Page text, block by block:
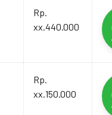
Rp.
xx.440.000
Rp.
xx.150.000